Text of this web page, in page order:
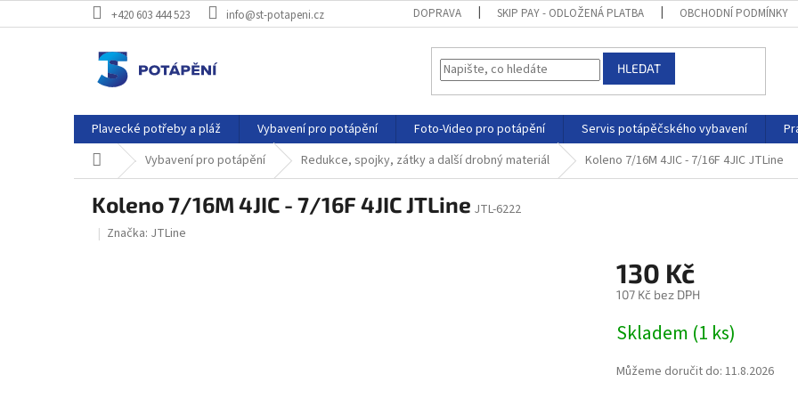
na
+420 603 444 523 info@st-potapeni.cz DOPRAVA SKIP PAY - ODLOŽENÁ PLATBA OBCHODNÍ PODMÍNKY
HLEDAT
Plavecké potřeby a pláž Vybavení pro potápění Foto-Video pro potápění Servis potápěčského vybavení
Domů Vybavení pro potápění Redukce, spojky, zátky a další drobný materiál Koleno 7/16M 4JIC - 7/16F 4JIC JTLine
Koleno 7/16M 4JIC - 7/16F 4JIC JTLine JTL-6222
Značka: JTLine
130 Kč
107 Kč bez DPH
Skladem (1 ks)
Můžeme doručit do: 11.8.2026